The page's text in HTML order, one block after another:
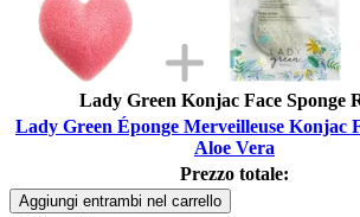
Lady Green Konjac Face Sponge
Lady Green Éponge Merveilleuse Konjac
Aloe Vera
Prezzo totale:
Aggiungi entrambi nel carrello